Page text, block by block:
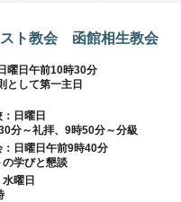
スト教会 函館相生教会
曜日午前10時30分
として第一主日
：日曜日
分～礼拝、9時50分～分級
：日曜日午前9時40分
の学びと懇談
曜日